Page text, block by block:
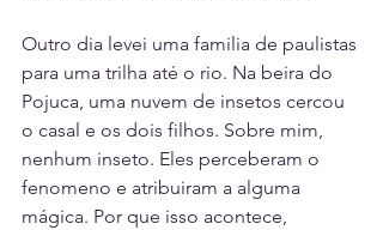
Outro dia levei uma familia de paulistas
para uma trilha até o rio. Na beira do
Pojuca, uma nuvem de insetos cercou
o casal e os dois filhos. Sobre mim,
nenhum inseto. Eles perceberam o
fenomeno e atribuiram a alguma
mágica. Por que isso acontece,